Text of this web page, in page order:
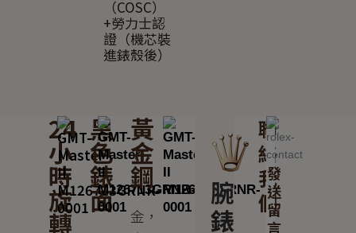
（COSC）
+勞力士認
證（機芯裝
進錶殼後）
24
小
時
旋
轉
黑
色
錶
面
黃
金
鋼
金，
腕
錶
聯
絡
我
們
發
送
留
言